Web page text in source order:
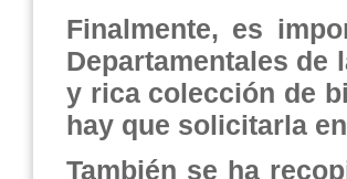
Finalmente, es
Departamentales de
y rica colección de
hay que solicitarla
También se ha